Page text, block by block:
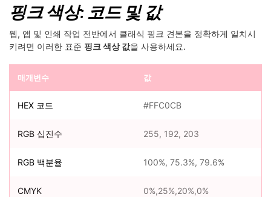
핑크 색상: 코드 및 값
웹, 앱 및 인쇄 작업 전반에서 클래식 핑크 견본을 정확하게 일치시
키려면 이러한 표준 핑크 색상 값을 사용하세요.
매개변수 값
HEX 코드 #FFC0CB
RGB 십진수 255, 192, 203
RGB 백분율 100%, 75.3%, 79.6%
CMYK 0%,25%,20%,0%